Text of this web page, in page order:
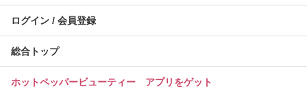
ログイン / 会員登録
総合トップ
ホットペッパービューティー アプリをゲット